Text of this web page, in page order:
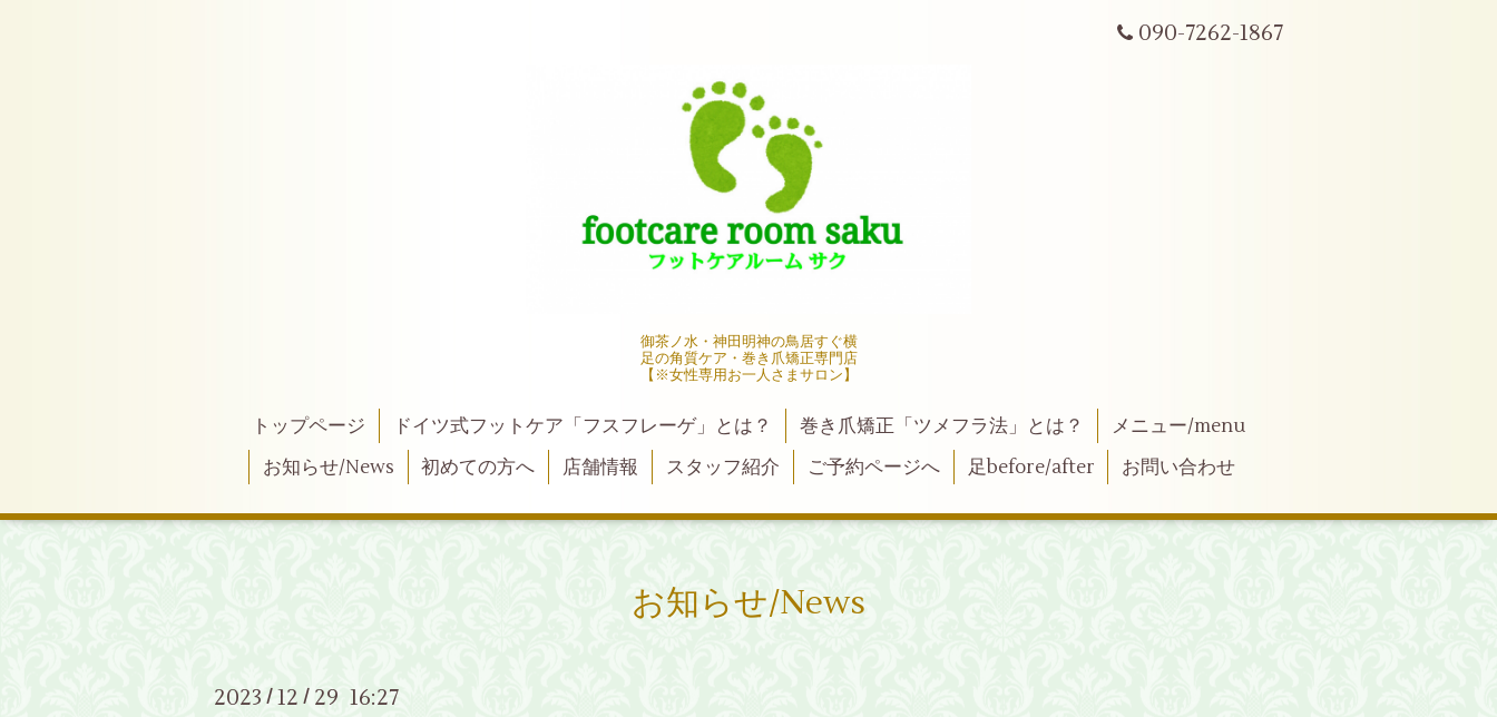
090-7262-1867
御茶ノ水・神田明神の鳥居すぐ横
足の角質ケア・巻き爪矯正専門店
【※女性専用お一人さまサロン】
トップページ ドイツ式フットケア「フスフレーゲ」とは？ 巻き爪矯正「ツメフラ法」とは？
メニュー/menu
お知らせ/News
初めての方へ 店舗情報 スタッフ紹介 ご予約ページへ 足before/after お問い合わせ
お知らせ/News
2023 / 12 / 29 16:27